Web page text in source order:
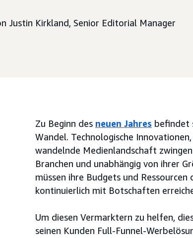
Justin Kirkland, Senior Editorial Manager
Zu Beginn des neuen Jahres befindet
Wandel. Technologische
wandelnde Medienlandschaft
Branchen und unabhängig von ihrer
müssen ihre Budgets und
kontinuierlich mit Botschaften
Um diesen Vermarktern zu helfen,
seinen Kunden Full-Funnel-